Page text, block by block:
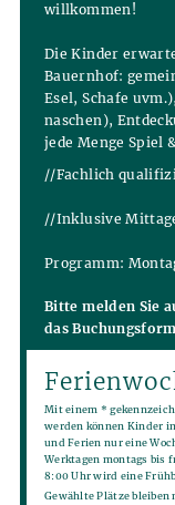
willkommen!
Die Kinder
Bauernhof:
Esel, Schafe
naschen),
jede Menge Spiel
//Fachlich
//Inklusive
Programm:
Bitte melden Sie
das
Mit einem *
werden können Kinder
und Ferien nur eine
Werktagen montags bis
8:00 Uhr wird eine
Gewählte Plätze bleiben